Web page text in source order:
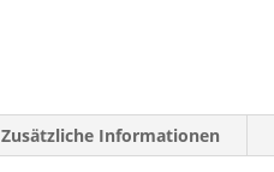
Zusätzliche Informationen